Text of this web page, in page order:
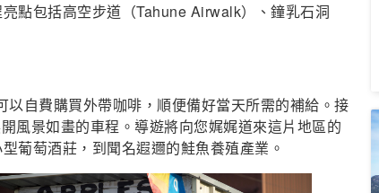
點包括高空步道（Tahune Airwalk）、鐘乳石洞
自費購買外帶咖啡，順便備好當天所需的補給。接
風景如畫的車程。導遊將向您娓娓道來這片地區的
葡萄酒莊，到聞名遐邇的鮭魚養殖產業。